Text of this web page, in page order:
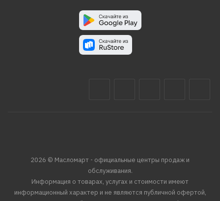
2026 © Масломарт - официальные центры продаж и
обслуживания.
Информация о товарах, услугах и стоимости имеют
информационный характер и не являются публичной офертой,